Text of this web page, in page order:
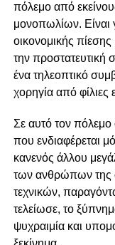
πόλεμο από
μονοπωλίων. Είναι
οικονομικής
την
ένα τηλεοπτικό
χορηγία από φίλιες
Σε αυτό τον πόλεμο
που ενδιαφέρεται
κανενός άλλου
των ανθρώπων της
τεχνικών,
τελείωσε, το
ψυχραιμία και